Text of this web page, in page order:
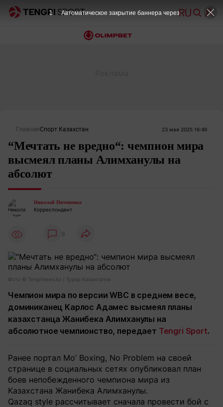
Главная Спорт Казахстан 23 мая 2025 16:49
“Мечтать не вредно“: чемпион мира
высмеял планы Алимханулы на
абсолют
Николай Пичененко
Корреспондент
9
Фото ©️ Tengrinews.kz / Турар Казангапов
Чемпион мира по версии WBC в среднем весе,
доминиканец Карлос Адамес высмеял планы
казахстанца Жанибека Алимханулы на
абсолютное чемпионство, передает Tengri Sport.
Ранее портал Mo’ Boxing, No Problem на своей
странице в социальных сетях опубликовал план
боев непобежденного чемпиона мира из
Казахстана Жанибека Алимханулы.
Qazaq style рассчитывает сначала провести бой с